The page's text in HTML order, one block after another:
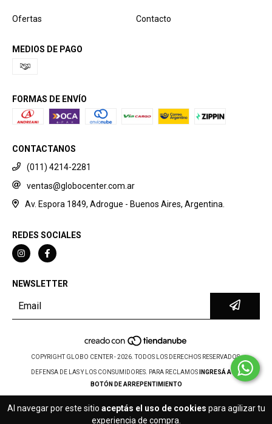
Al navegar por este sitio aceptás el uso de cookies para agilizar tu
experiencia de compra.
Ofertas Contacto
MEDIOS DE PAGO
FORMAS DE ENVÍO
CONTACTANOS
(011) 4214-2281
ventas@globocenter.com.ar
Av. Espora 1849, Adrogue - Buenos Aires, Argentina.
REDES SOCIALES
NEWSLETTER
COPYRIGHT GLOBO CENTER - 2026. TODOS LOS DERECHOS RESERVADOS.
DEFENSA DE LAS Y LOS CONSUMIDORES. PARA RECLAMOS
INGRESÁ ACÁ.
BOTÓN DE ARREPENTIMIENTO